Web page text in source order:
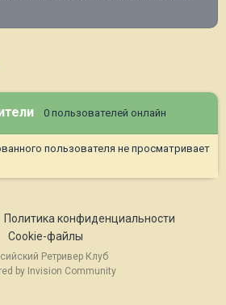
0 пользователей онлайн
пользователя не просматривает
Политика конфиденциальности
Cookie-файлы
Ретривер Клуб
by Invision Community